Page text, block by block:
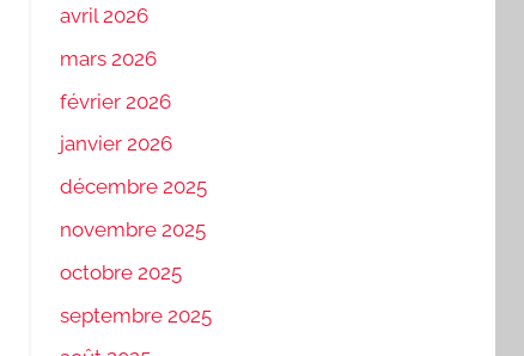
avril 2026
mars 2026
février 2026
janvier 2026
décembre 2025
novembre 2025
octobre 2025
septembre 2025